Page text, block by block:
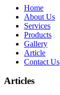
Home
About Us
Services
Products
Gallery
Article
Contact Us
Articles